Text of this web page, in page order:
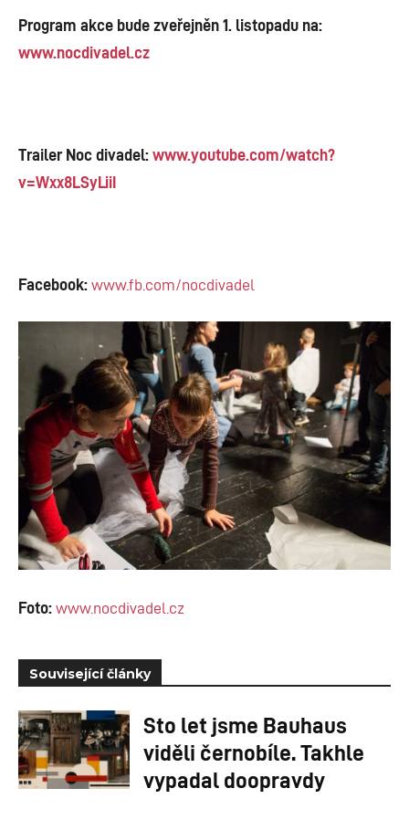
Program akce bude zveřejněn 1. listopadu na:
www.nocdivadel.cz
Trailer Noc divadel:www.youtube.com/watch?
v=Wxx8LSyLiiI
Facebook:www.fb.com/nocdivadel
Foto:www.nocdivadel.cz
Související články
Sto let jsme Bauhaus
viděli černobíle. Takhle
vypadal doopravdy